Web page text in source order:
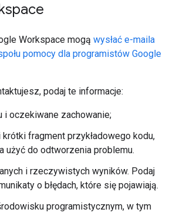
Workspace mogą wysłać e-maila
pomocy dla programistów Google
podaj te informacje:
i oczekiwane zachowanie;
fragment przykładowego kodu,
użyć do odtworzenia problemu.
i rzeczywistych wyników. Podaj
o błędach, które się pojawiają.
programistycznym, w tym